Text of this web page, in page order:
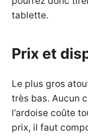
tablette.
Prix et
Le plus gros
très bas. Aucun
l’ardoise coûte
prix, il faut